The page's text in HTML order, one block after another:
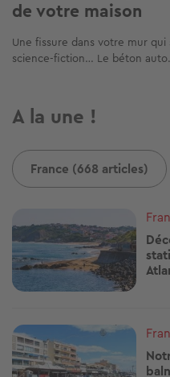
de votre maison
Une fissure dans votre mur
science-fiction… Le béton
A la une !
France (668 articles)
Image